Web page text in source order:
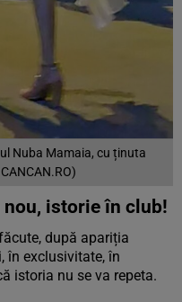
Nuba Mamaia, cu ținuta
nou, istorie în club!
după apariția
în exclusivitate, în
istoria nu se va repeta.